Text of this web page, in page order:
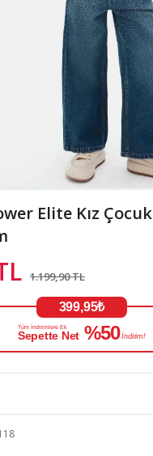
Elite Kız Çocuk
1.199,90 TL
399,95₺
Tüm İndirimlere Ek
Sepette Net %50 İndirim!